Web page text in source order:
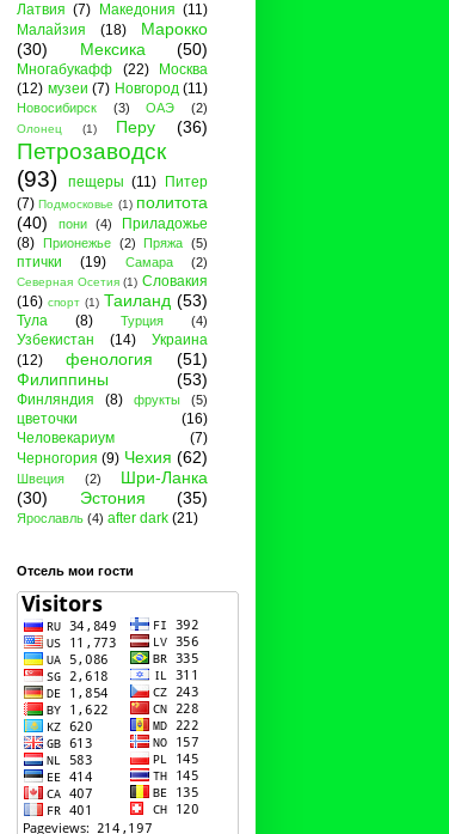
Латвия (7) Македония (11)
Малайзия
(18)
Марокко
(30)
Мексика (50)
Многабукафф (22)
Москва
(12) музеи (7) Новгород (11)
Новосибирск (3) ОАЭ (2)
Олонец (1) Перу (36)
Петрозаводск
(93)
пещеры (11)
Питер
(7) Подмосковье (1) политота
(40)
пони (4)
Приладожье
(8) Прионежье (2) Пряжа (5)
птички (19) Самара (2)
Северная Осетия (1) Словакия
(16) спорт (1) Таиланд (53)
Тула (8) Турция (4)
Узбекистан (14)
Украина
(12)
фенология
(51)
Филиппины
(53)
Финляндия (8) фрукты (5)
цветочки
(16)
Человекариум
(7)
Черногория (9) Чехия (62)
Швеция (2)
Шри-Ланка
(30)
Эстония (35)
Ярославль (4) after dark (21)
Отсель мои гости